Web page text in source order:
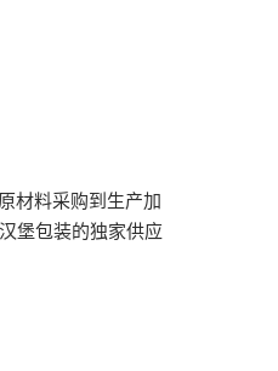
材料采购到生产加
堡包装的独家供应